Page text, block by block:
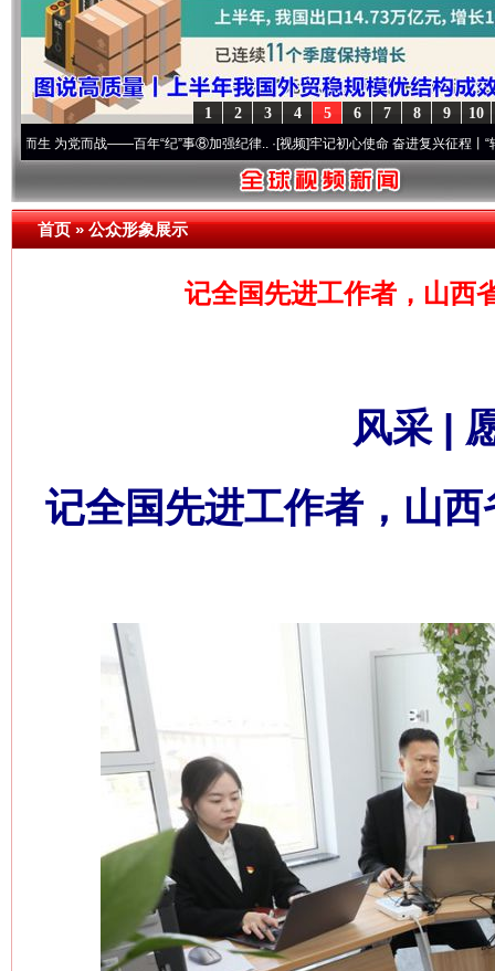
10
9
8
7
6
5
4
3
2
1
而战——百年“纪”事⑧加强纪律..·[视频]牢记初心使命 奋进复兴征程丨“转折之城”激
首页»公众形象展示
记全国先进工作者，山西
风采 |
记全国先进工作者，山